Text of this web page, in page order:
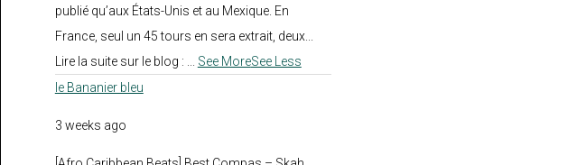
publié qu’aux États-Unis et au Mexique. En
France, seul un 45 tours en sera extrait, deux...
Lire la suite sur le blog :
See MoreSee Less
le Bananier bleu
3 weeks ago